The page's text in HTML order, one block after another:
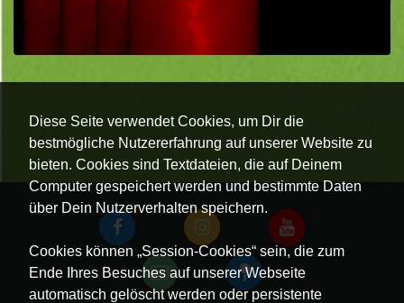
Diese Seite verwendet Cookies, um Dir die
bestmögliche Nutzererfahrung auf unserer Website zu
bieten. Cookies sind Textdateien, die auf Deinem
Computer gespeichert werden und bestimmte Daten
über Dein Nutzerverhalten speichern.
Cookies können „Session-Cookies“ sein, die zum
Ende Ihres Besuches auf unserer Webseite
automatisch gelöscht werden oder persistente